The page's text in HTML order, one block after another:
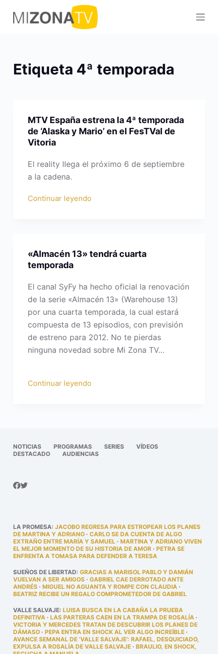
S
a
aEtiqueta 4ª temporada
MTV España estrena la 4ª temporada
de ‘Alaska y Mario’ en el FesTVal de
Vitoria
El reality llega el próximo 6 de septiembre
a la cadena.
Continuar leyendo
«Almacén 13» tendrá cuarta
temporada
El canal SyFy ha hecho oficial la renovación
de la serie «Almacén 13» (Warehouse 13)
por una cuarta temporada, la cual estará
compuesta de 13 episodios, con previsión
de estreno para 2012. No te pierdas
ninguna novedad sobre Mi Zona TV…
Continuar leyendo
NOTICIAS PROGRAMAS SERIES
VÍDEOS
DESTACADO
AUDIENCIAS
LA PROMESA: JACOBO REGRESA PARA ESTROPEAR LOS PLANES
DE MARTINA Y ADRIANO· CARLO SE DA CUENTA DE ALGO
EXTRAÑO ENTRE MARÍA Y SAMUEL· MARTINA Y ADRIANO VIVEN
EL MEJOR MOMENTO DE SU HISTORIA DE AMOR· PETRA SE
ENFRENTA A TOMASA PARA DEFENDER A TERESA
SUEÑOS DE LIBERTAD: GRACIAS A MARISOL PABLO Y DAMIÁN
VUELVAN A SER AMIGOS· GABRIEL CAE DERROTADO ANTE
ANDRÉS· MIGUEL NO AGUANTA Y ROMPE CON CLAUDIA·
BEATRIZ RECIBE UN REGALO COMPROMETEDOR DE GABRIEL
VALLE SALVAJE: LUISA BUSCA EN LA CABAÑA LA PRUEBA
DEFINITIVA· LAS PARTERAS CAEN EN LA TRAMPA DE ROSALÍA·
VICTORIA Y MERCEDES TRATAN DE DESCUBRIR LOS PLANES DE
DÁMASO· PEPA ENTRA EN SHOCK AL VER ALGO INCREÍBLE·
AVANCE SEMANAL DE ‘VALLE SALVAJE’: RAFAEL, DESQUICIADO,
EXPULSA A ROSALÍA DE VALLE SALVAJE· BRAULIO, EN SHOCK,